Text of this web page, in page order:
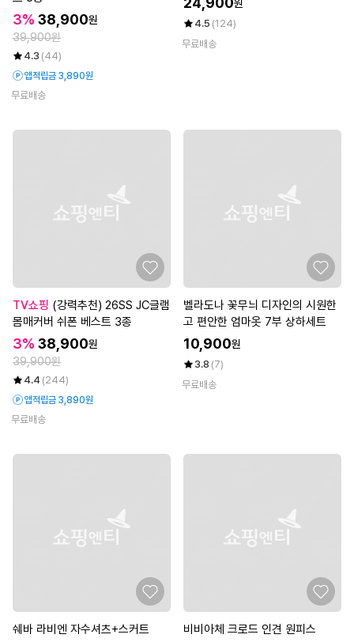
3% 38,900원
39,900원
4.3 (44)
앱적립금 3,890원
무료배송
원
4.5 (124)
무료배송
TV쇼핑
몸매커버 쉬폰 베스트 3종
3% 38,900원
39,900원
4.4 (244)
앱적립금 3,890원
무료배송
벨라도나 꽃무늬 디자인의 시원한
고 편안한 엄마옷 7부 상하세트
10,900원
3.8 (7)
무료배송
쉐바 라비엔 자수셔츠+스커트 비비아체 크로드 인견 원피스